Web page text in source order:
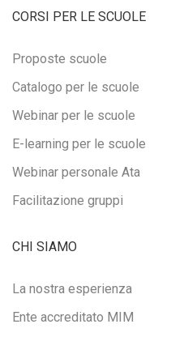
CORSI PER LE SCUOLE
Proposte scuole
Catalogo per le scuole
Webinar per le scuole
E-learning per le scuole
Webinar personale Ata
Facilitazione gruppi
CHI SIAMO
La nostra esperienza
Ente accreditato MIM